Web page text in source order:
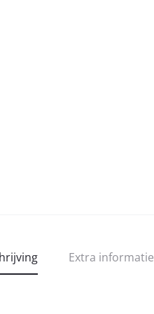
Extra informatie